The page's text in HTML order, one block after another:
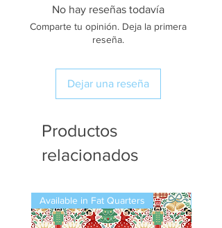
No hay reseñas todavía
Comparte tu opinión. Deja la primera
reseña.
Dejar una reseña
Productos
relacionados
Available in Fat Quarters